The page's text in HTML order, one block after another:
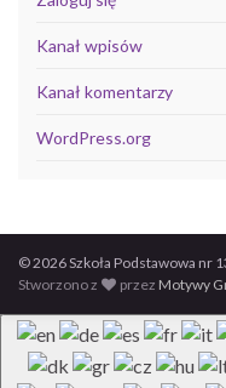
Kanał wpisów
Kanał komentarzy
WordPress.org
© 2026 Szkoła Podstawowa nr
Stworzono z
przez Motywy